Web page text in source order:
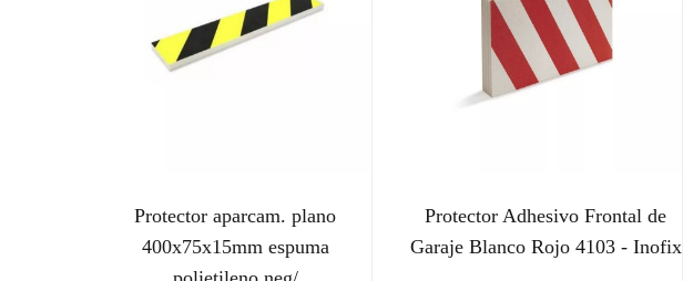
Protector aparcam. plano
400x75x15mm espuma
Protector Adhesivo Frontal de
Garaje Blanco Rojo 4103 - Inofix